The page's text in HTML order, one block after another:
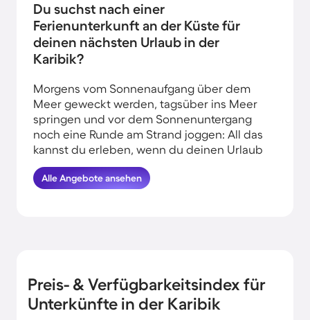
Du suchst nach einer
Ferienunterkunft an der Küste für
deinen nächsten Urlaub in der
Karibik?
Morgens vom Sonnenaufgang über dem
Meer geweckt werden, tagsüber ins Meer
springen und vor dem Sonnenuntergang
noch eine Runde am Strand joggen: All das
kannst du erleben, wenn du deinen Urlaub
in Strandnähe in der Karibik verbringst.
HomeToGo hat für euch die besten
Alle Angebote ansehen
Preis- & Verfügbarkeitsindex für
Unterkünfte in der Karibik